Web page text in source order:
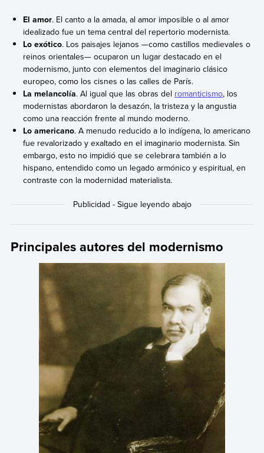
El amor. El canto a la amada, al amor imposible o al amor
idealizado fue un tema central del repertorio modernista.
Lo exótico. Los paisajes lejanos —como castillos medievales o
reinos orientales— ocuparon un lugar destacado en el
modernismo, junto con elementos del imaginario clásico
europeo, como los cisnes o las calles de París.
La melancolía. Al igual que las obras del romanticismo, los
modernistas abordaron la desazón, la tristeza y la angustia
como una reacción frente al mundo moderno.
Lo americano. A menudo reducido a lo indígena, lo americano
fue revalorizado y exaltado en el imaginario modernista. Sin
embargo, esto no impidió que se celebrara también a lo
hispano, entendido como un legado armónico y espiritual, en
contraste con la modernidad materialista.
Principales autores del modernismo